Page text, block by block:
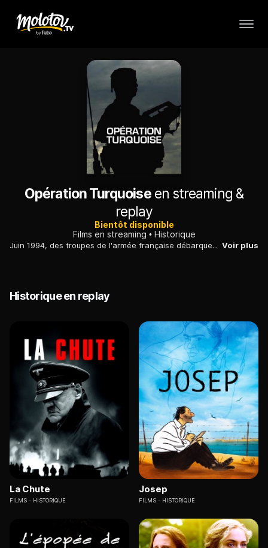
Opération Turquoiseen streaming &
replay
Bientôt disponible
Films en streaming
Historique
Juin 1994, des troupes de l'armée française débarquent au Rwanda, en plein génocide de la population tutsie. Les soldats sont accueillis par les Hutus. Voir plus
Historique en replay
La Chute
FILMS HISTORIQUE
Josep
FILMS HISTORIQUE